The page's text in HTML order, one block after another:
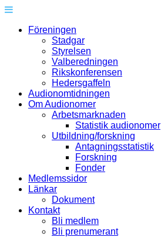
Föreningen
Stadgar
Styrelsen
Valberedningen
Rikskonferensen
Hedersgaffeln
Audionomtidningen
Om Audionomer
Arbetsmarknaden
Statistik audionomer
Utbildning/forskning
Antagningsstatistik
Forskning
Fonder
Medlemssidor
Länkar
Dokument
Kontakt
Bli medlem
Bli prenumerant